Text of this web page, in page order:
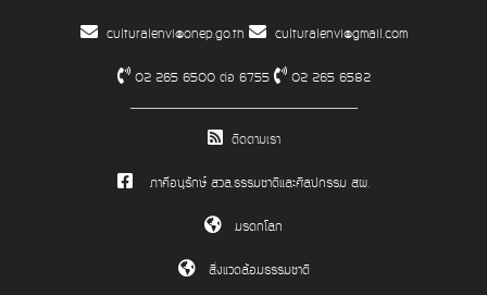
culturalenvi@onep.go.th culturalenvi@gmail.com
02 265 6500 ต่อ 6755 02 265 6582
ติดตามเรา
ภาคีอนุรักษ์ สวล.ธรรมชาติและศิลปกรรม สผ.
มรดกโลก
สิ่งแวดล้อมธรรมชาติ